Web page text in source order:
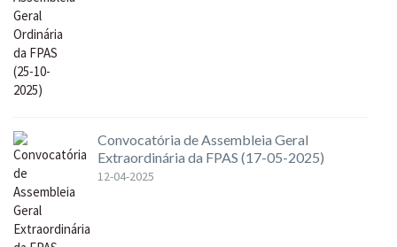
Convocatória de Assembleia Geral
Extraordinária da FPAS (17-05-2025)
12-04-2025